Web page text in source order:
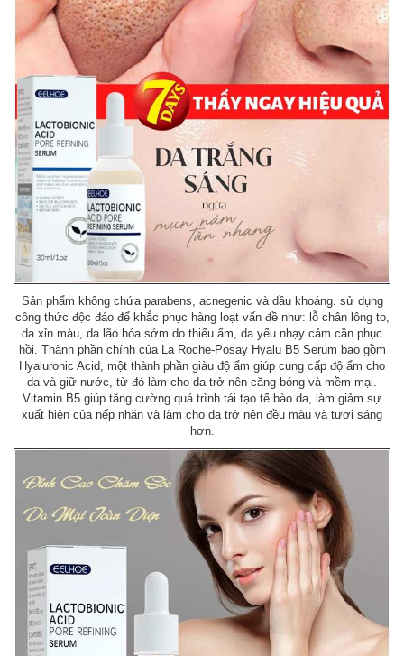
Sản phẩm không chứa parabens, acnegenic và dầu khoáng. sử dụng
công thức độc đáo để khắc phục hàng loạt vấn đề như: lỗ chân lông to,
da xỉn màu, da lão hóa sớm do thiếu ẩm, da yếu nhạy cảm cần phục
hồi. Thành phần chính của La Roche-Posay Hyalu B5 Serum bao gồm
Hyaluronic Acid, một thành phần giàu độ ẩm giúp cung cấp độ ẩm cho
da và giữ nước, từ đó làm cho da trở nên căng bóng và mềm mại.
Vitamin B5 giúp tăng cường quá trình tái tạo tế bào da, làm giảm sự
xuất hiện của nếp nhăn và làm cho da trở nên đều màu và tươi sáng
hơn.